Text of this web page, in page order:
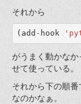
それから
( add - hook
がうまく動かな
せて使っている。
それから下の順
なのかなぁ。